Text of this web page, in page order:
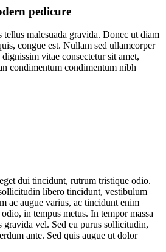
pedicure
tellus malesuada gravida. Donec ut diam
congue est. Nullam sed ullamcorper
vitae consectetur sit amet,
condimentum condimentum nibh
dui tincidunt, rutrum tristique odio.
libero tincidunt, vestibulum
ac augue varius, ac tincidunt enim
in tempus metus. In tempor massa
gravida vel. Sed eu purus sollicitudin,
ante. Sed quis augue ut dolor